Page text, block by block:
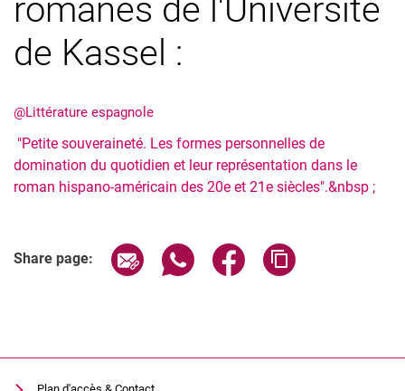
de Kassel :
@Littérature espagnole
"Petite souveraineté. Les formes personnelles de
domination du quotidien et leur représentation dans le
roman hispano-américain des 20e et 21e siècles".&nbsp ;
Share page: Share page via email
Share page via WhatsApp
Share page via